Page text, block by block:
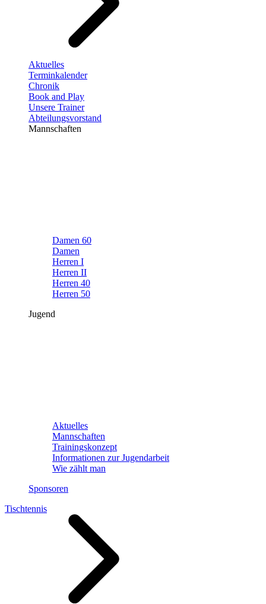
Aktuelles
Terminkalender
Chronik
Book and Play
Unsere Trainer
Abteilungsvorstand
Mannschaften
Damen 60
Damen
Herren I
Herren II
Herren 40
Herren 50
Jugend
Aktuelles
Mannschaften
Trainingskonzept
Informationen zur Jugendarbeit
Wie zählt man
Sponsoren
Tischtennis